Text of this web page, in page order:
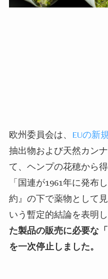
欧州委員会は、 EUの新
抽出物および天然カン
て、ヘンプの花穂から
「国連が1961年に発布
約』の下で薬物として
いう暫定的結論を表明し
た製品の販売に必要な
を一次停止しました。